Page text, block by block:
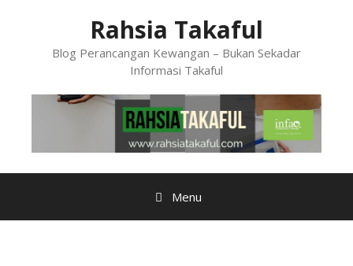
Rahsia Takaful
Blog Perancangan Kewangan – Bukan Sekadar
Informasi Takaful
Menu